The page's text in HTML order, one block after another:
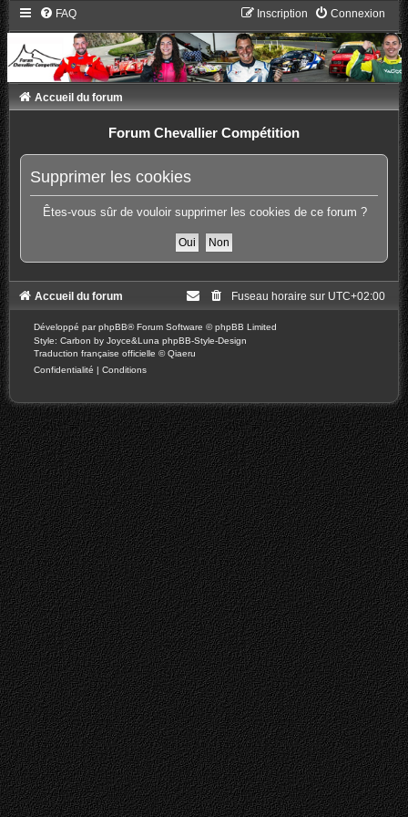
FAQ Connexion
Inscription
Accueil du forum
Forum Chevallier Compétition
Supprimer les cookies
Êtes-vous sûr de vouloir supprimer les cookies de ce forum ?
Accueil du forum Fuseau horaire sur UTC+02:00
Développé parphpBB® Forum Software © phpBB Limited
Style: Carbon by Joyce&Luna phpBB-Style-Design
Traduction française officielle ©Qiaeru
Confidentialité | Conditions